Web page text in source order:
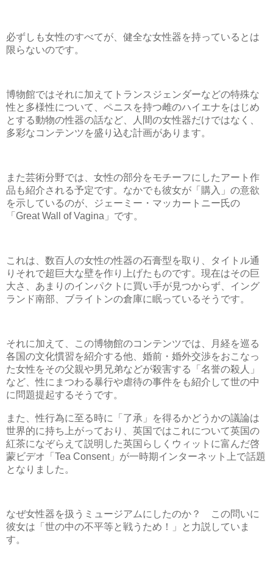
必ずしも女性のすべてが、健全な女性器を持っているとは
限らないのです。
博物館ではそれに加えてトランスジェンダーなどの特殊な
性と多様性について、ペニスを持つ雌のハイエナをはじめ
とする動物の性器の話など、人間の女性器だけではなく、
多彩なコンテンツを盛り込む計画があります。
また芸術分野では、女性の部分をモチーフにしたアート作
品も紹介される予定です。なかでも彼女が「購入」の意欲
を示しているのが、ジェーミー・マッカートニー氏の
「Great Wall of Vagina」です。
これは、数百人の女性の性器の石膏型を取り、タイトル通
りそれで超巨大な壁を作り上げたものです。現在はその巨
大さ、あまりのインパクトに買い手が見つからず、イング
ランド南部、ブライトンの倉庫に眠っているそうです。
それに加えて、この博物館のコンテンツでは、月経を巡る
各国の文化慣習を紹介する他、婚前・婚外交渉をおこなっ
た女性をその父親や男兄弟などが殺害する「名誉の殺人」
など、性にまつわる暴行や虐待の事件をも紹介して世の中
に問題提起するそうです。
また、性行為に至る時に「了承」を得るかどうかの議論は
世界的に持ち上がっており、英国ではこれについて英国の
紅茶になぞらえて説明した英国らしくウィットに富んだ啓
蒙ビデオ「Tea Consent」が一時期インターネット上で話題
となりました。
なぜ女性器を扱うミュージアムにしたのか？ この問いに
彼女は「世の中の不平等と戦うため！」と力説していま
す。